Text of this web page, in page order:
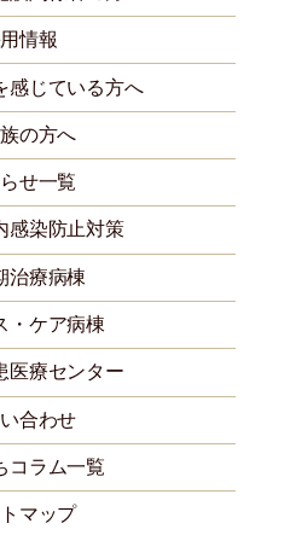
情報
感じている方へ
の方へ
せ一覧
感染防止対策
治療病棟
・ケア病棟
医療センター
合わせ
コラム一覧
マップ